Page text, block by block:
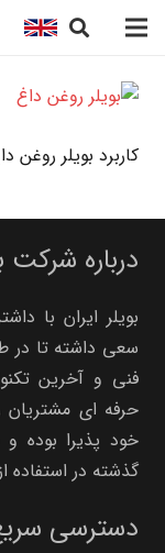
کاربرد بویلر
درباره شرکت
بویلر ایران با
سعی داشته تا در
فنی و آخرین
حرفه ای مشتریان
خود پذیرا بوده
گذشته در استفاده
دسترسی